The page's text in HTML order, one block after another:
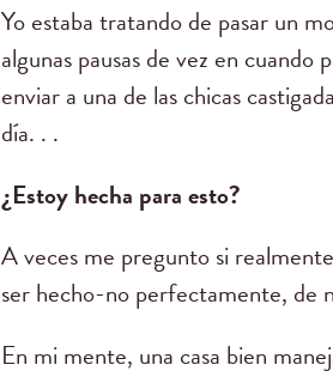
Yo estaba tratando de pasar un
algunas pausas de vez en
enviar a una de las chicas
día. . .
¿Estoy hecha para esto?
A veces me pregunto si
ser hecho-no perfectamente, de
En mi mente, una casa bien